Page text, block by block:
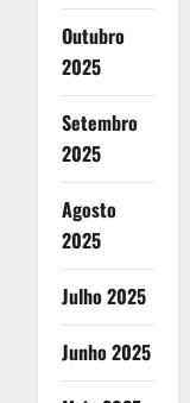
Outubro
2025
Setembro
2025
Agosto
2025
Julho 2025
Junho 2025